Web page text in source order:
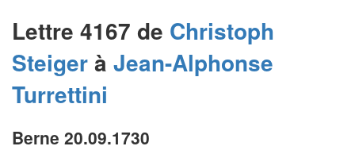
Lettre 4167 de Christoph
Steigerà Jean-Alphonse
Turrettini
Berne 20.09.1730